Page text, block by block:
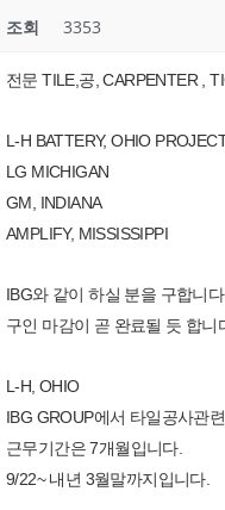
조회 3353
전문 TILE,공, CARPENTER ,
L-H BATTERY, OHIO
LG MICHIGAN
GM, INDIANA
AMPLIFY, MISSISSIPPI
IBG와 같이 하실 분을 구합니다
구인 마감이 곧 완료될 듯 합니
L-H, OHIO
IBG GROUP에서 타일공사관
근무기간은 7개월입니다.
9/22~ 내년 3월말까지입니다.